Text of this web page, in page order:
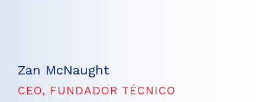
Zan McNaught
CEO, FUNDADOR TÉCNICO